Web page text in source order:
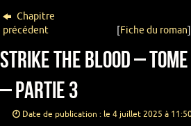
Chapitre
précédent
[Fiche du roman]
Strike the Blood –
– Partie 3
Date de publication : le 4 juillet 2025 à